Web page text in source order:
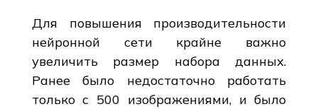
Для повышения производительности
нейронной сети крайне важно
увеличить размер набора данных.
Ранее было недостаточно работать
только с 500 изображениями, и было